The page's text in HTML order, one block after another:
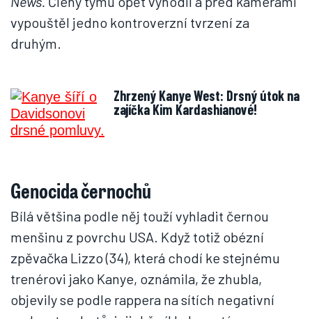
vypouštěl jedno kontroverzní tvrzení za
druhým.
Zhrzený Kanye West: Drsný útok na
zajíčka Kim Kardashianové!
Genocida černochů
Bílá většina podle něj touží vyhladit černou
menšinu z povrchu USA. Když totiž obézní
zpěvačka Lizzo (34), která chodí ke stejnému
trenérovi jako Kanye, oznámila, že zhubla,
objevily se podle rappera na sítích negativní